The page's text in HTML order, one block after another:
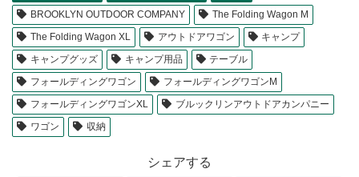
BROOKLYN OUTDOOR COMPANY
The Folding Wagon M
The Folding Wagon XL
アウトドアワゴン
キャンプ
キャンプグッズ
キャンプ用品
テーブル
フォールディングワゴン
フォールディングワゴンM
フォールディングワゴンXL
ブルックリンアウトドアカンパニー
ワゴン
収納
シェアする